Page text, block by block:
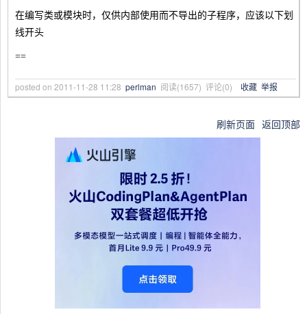
在编写类或模块时，仅供内部使用而不导出的子程序，应该以下划
线开头
==
posted on 2011-11-28 11:28 perlman 阅读(1657) 评论(0) 收藏 举报
刷新页面 返回顶部